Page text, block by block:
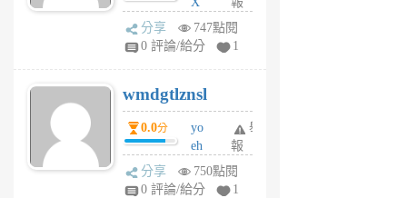
Pe
Jc
R
P
m
v
A
V
分享
747點閱
0 評論/給分
1
wmdgtlznsl
0.0分
yo
eh
ld
gy
舉
報
分享
750點閱
0 評論/給分
1